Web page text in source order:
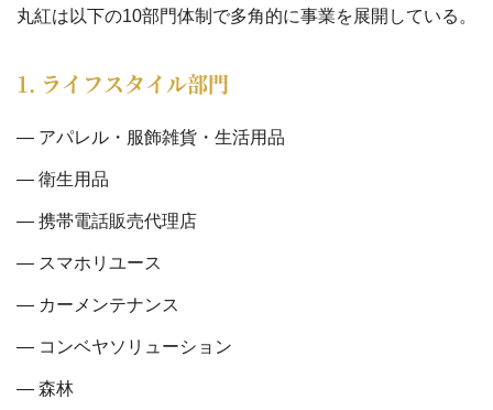
丸紅は以下の10部門体制で多角的に事業を展開している。
1. ライフスタイル部門
アパレル・服飾雑貨・生活用品
衛生用品
携帯電話販売代理店
スマホリユース
カーメンテナンス
コンベヤソリューション
森林